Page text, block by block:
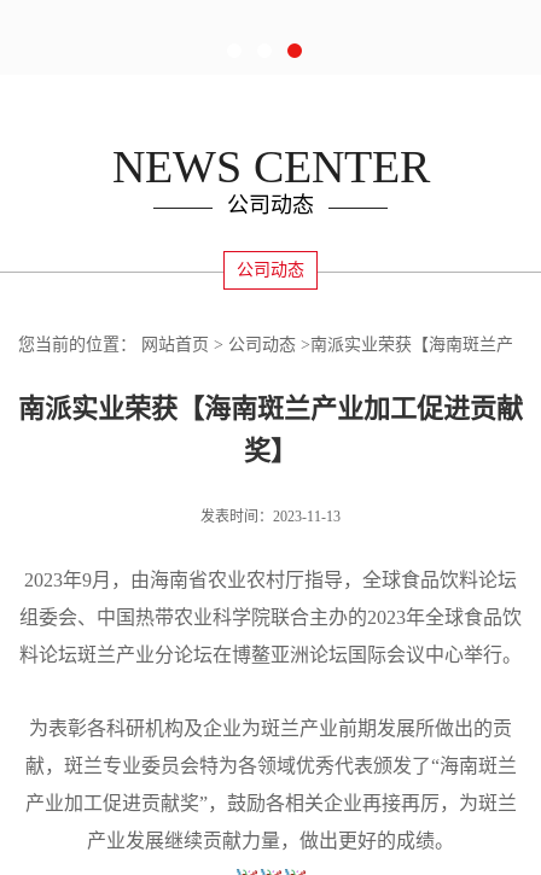
NEWS CENTER
公司动态
公司动态
您当前的位置： 网站首页 > 公司动态 >南派实业荣获【海南斑兰产
业加工促进贡献奖】
南派实业荣获【海南斑兰产业加工促进贡献
奖】
发表时间：2023-11-13
2023年9月，由海南省农业农村厅指导，全球食品饮料论坛
组委会、中国热带农业科学院联合主办的2023年全球食品饮
料论坛斑兰产业分论坛在博鳌亚洲论坛国际会议中心举行。
为表彰各科研机构及企业为斑兰产业前期发展所做出的贡
献，斑兰专业委员会特为各领域优秀代表颁发了“海南斑兰
产业加工促进贡献奖”，鼓励各相关企业再接再厉，为斑兰
产业发展继续贡献力量，做出更好的成绩。